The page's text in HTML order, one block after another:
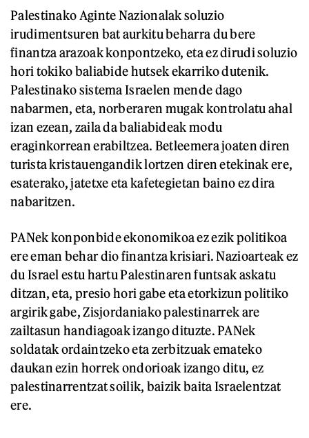
Palestinako Aginte Nazionalak soluzio
irudimentsuren bat aurkitu beharra du bere
finantza arazoak konpontzeko, eta ez dirudi soluzio
hori tokiko baliabide hutsek ekarriko dutenik.
Palestinako sistema Israelen mende dago
nabarmen, eta, norberaren mugak kontrolatu ahal
izan ezean, zaila da baliabideak modu
eraginkorrean erabiltzea. Betleemera joaten diren
turista kristauengandik lortzen diren etekinak ere,
esaterako, jatetxe eta kafetegietan baino ez dira
nabaritzen.
PANek konponbide ekonomikoa ez ezik politikoa
ere eman behar dio finantza krisiari. Nazioarteak ez
du Israel estu hartu Palestinaren funtsak askatu
ditzan, eta, presio hori gabe eta etorkizun politiko
argirik gabe, Zisjordaniako palestinarrek are
zailtasun handiagoak izango dituzte. PANek
soldatak ordaintzeko eta zerbitzuak emateko
daukan ezin horrek ondorioak izango ditu, ez
palestinarrentzat soilik, baizik baita Israelentzat
ere.